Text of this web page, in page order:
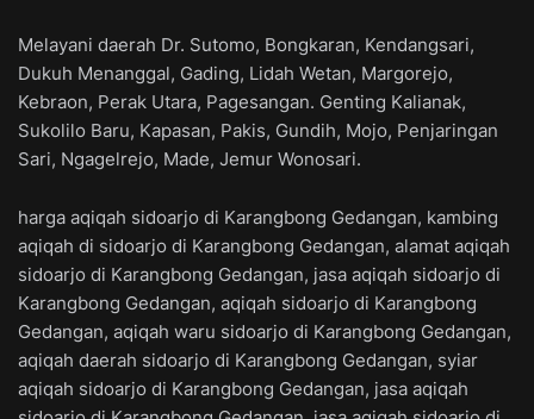
Melayani daerah Dr. Sutomo, Bongkaran, Kendangsari,
Dukuh Menanggal, Gading, Lidah Wetan, Margorejo,
Kebraon, Perak Utara, Pagesangan. Genting Kalianak,
Sukolilo Baru, Kapasan, Pakis, Gundih, Mojo, Penjaringan
Sari, Ngagelrejo, Made, Jemur Wonosari.
harga aqiqah sidoarjo di Karangbong Gedangan, kambing
aqiqah di sidoarjo di Karangbong Gedangan, alamat aqiqah
sidoarjo di Karangbong Gedangan, jasa aqiqah sidoarjo di
Karangbong Gedangan, aqiqah sidoarjo di Karangbong
Gedangan, aqiqah waru sidoarjo di Karangbong Gedangan,
aqiqah daerah sidoarjo di Karangbong Gedangan, syiar
aqiqah sidoarjo di Karangbong Gedangan, jasa aqiqah